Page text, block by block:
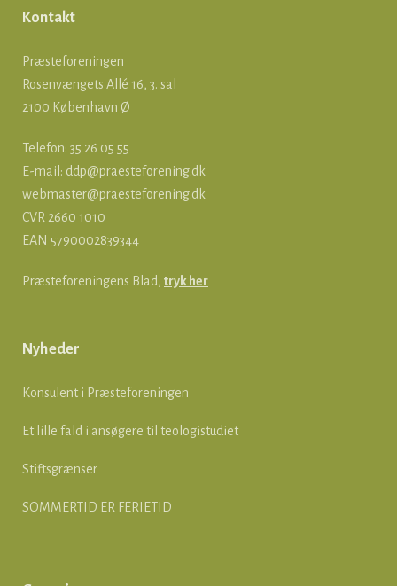
Kontakt
Præsteforeningen
Rosenvængets Allé 16, 3. sal
2100 København Ø
Telefon: 35 26 05 55
E-mail: ddp@praesteforening.dk
webmaster@praesteforening.dk
CVR 2660 1010
EAN 5790002839344
Præsteforeningens Blad, tryk her
Nyheder
Konsulent i Præsteforeningen
Et lille fald i ansøgere til teologistudiet
Stiftsgrænser
SOMMERTID ER FERIETID